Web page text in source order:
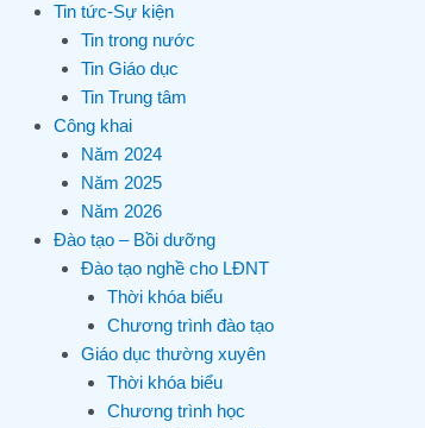
Tin tức-Sự kiện
Tin trong nước
Tin Giáo dục
Tin Trung tâm
Công khai
Năm 2024
Năm 2025
Năm 2026
Đào tạo – Bồi dưỡng
Đào tạo nghề cho LĐNT
Thời khóa biểu
Chương trình đào tạo
Giáo dục thường xuyên
Thời khóa biểu
Chương trình học